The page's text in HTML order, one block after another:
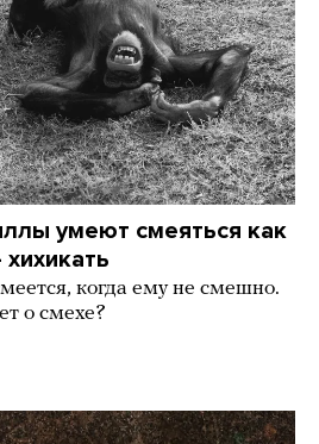
умеют смеяться как
когда ему не смешно.
о смехе?